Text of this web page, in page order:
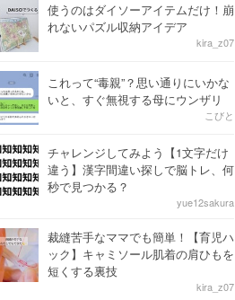
使うのはダイソーアイテムだけ！崩
れないパズル収納アイデア
kira_z07
これって“毒親”？思い通りにいかな
いと、すぐ無視する母にウンザリ
こびと
チャレンジしてみよう【1文字だけ
違う】漢字間違い探しで脳トレ、何
秒で見つかる？
yue12sakura
裁縫苦手なママでも簡単！【育児ハ
ック】キャミソール肌着の肩ひもを
短くする裏技
kira_z07